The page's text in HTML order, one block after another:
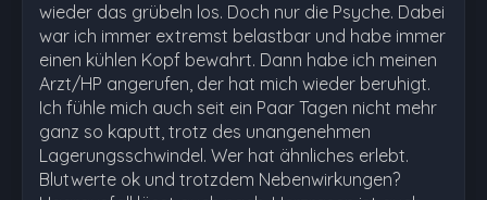
wieder das grübeln los. Doch nur die Psyche. Dabei
war ich immer extremst belastbar und habe immer
einen kühlen Kopf bewahrt. Dann habe ich meinen
Arzt/HP angerufen, der hat mich wieder beruhigt.
Ich fühle mich auch seit ein Paar Tagen nicht mehr
ganz so kaputt, trotz des unangenehmen
Lagerungsschwindel. Wer hat ähnliches erlebt.
Blutwerte ok und trotzdem Nebenwirkungen?